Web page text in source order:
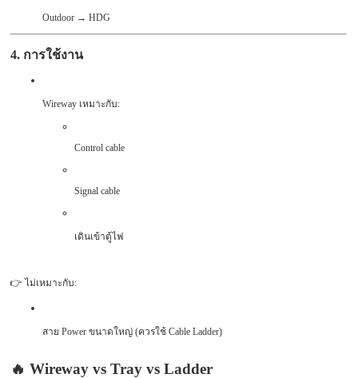
Outdoor → HDG
4. การใช้งาน
Wireway เหมาะกับ:
Control cable
Signal cable
เดินเข้าตู้ไฟ
👉 ไม่เหมาะกับ:
สาย Power ขนาดใหญ่ (ควรใช้ Cable Ladder)
🔥 Wireway vs Tray vs Ladder